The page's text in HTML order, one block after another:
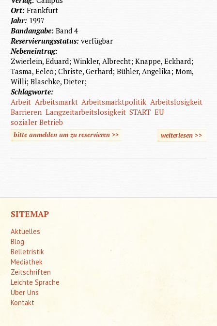
Ort:Frankfurt
Jahr: 1997
Bandangabe:Band 4
Reservierungsstatus:verfügbar
Nebeneintrag:
Zwierlein, Eduard; Winkler, Albrecht; Knappe, Eckhard;
Tasma, Eelco; Christe, Gerhard; Bühler, Angelika; Mom,
Willi; Blaschke, Dieter;
Schlagworte:
Arbeit Arbeitsmarkt Arbeitsmarktpolitik Arbeitslosigkeit
Barrieren Langzeitarbeitslosigkeit START EU
sozialer Betrieb
bitte anmelden um zu reservieren >> weiterlesen>>
SITEMAP
Aktuelles
Blog
Belletristik
Mediathek
Zeitschriften
Leichte Sprache
Über Uns
Kontakt